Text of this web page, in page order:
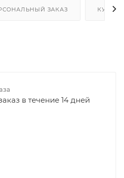
ЗАКАЗ
в течение 14 дней